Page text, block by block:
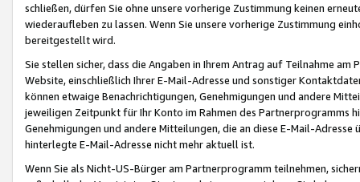
schließen, dürfen Sie ohne unsere vorherige Zustimmung keinen
wiederaufleben zu lassen. Wenn Sie unsere vorherige Zustimmung
bereitgestellt wird.
Sie stellen sicher, dass die Angaben in Ihrem Antrag auf Teilnahme
Website, einschließlich Ihrer E-Mail-Adresse und sonstiger
können etwaige Benachrichtigungen, Genehmigungen und andere
jeweiligen Zeitpunkt für Ihr Konto im Rahmen des Partnerprogramms
Genehmigungen und andere Mitteilungen, die an diese E-Mail-
hinterlegte E-Mail-Adresse nicht mehr aktuell ist.
Wenn Sie als Nicht-US-Bürger am Partnerprogramm teilnehmen,